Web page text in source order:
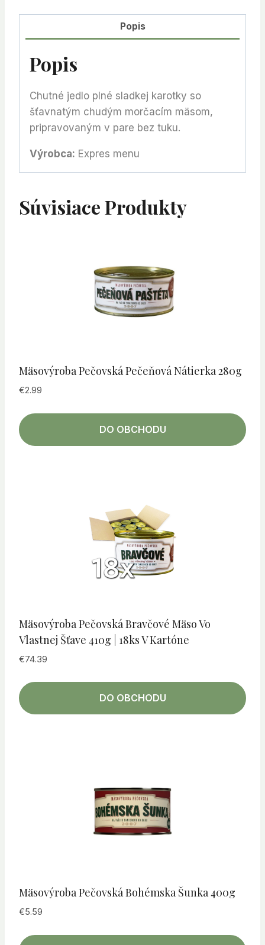
Popis
Popis
Chutné jedlo plné sladkej karotky so
šťavnatým chudým morčacím mäsom,
pripravovaným v pare bez tuku.
Výrobca: Expres menu
Súvisiace Produkty
Mäsovýroba Pečovská Pečeňová Nátierka 280g
€2.99
DO OBCHODU
Mäsovýroba Pečovská Bravčové Mäso Vo
Vlastnej Šťave 410g | 18ks V Kartóne
€74.39
DO OBCHODU
Mäsovýroba Pečovská Bohémska Šunka 400g
€5.59